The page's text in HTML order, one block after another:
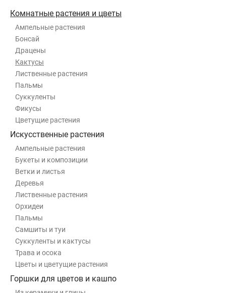
Комнатные растения и цветы
Ампельные растения
Бонсай
Драцены
Кактусы
Лиственные растения
Пальмы
Суккуленты
Фикусы
Цветущие растения
Искусственные растения
Ампельные растения
Букеты и композиции
Ветки и листья
Деревья
Лиственные растения
Орхидеи
Пальмы
Самшиты и туи
Суккуленты и кактусы
Трава и осока
Цветы и цветущие растения
Горшки для цветов и кашпо